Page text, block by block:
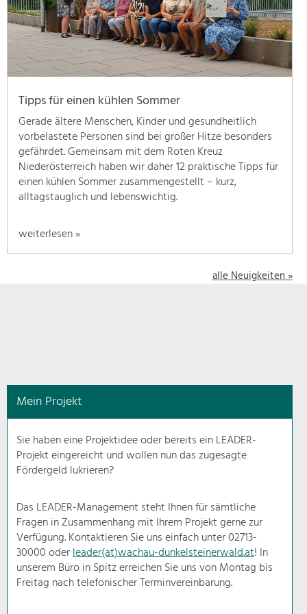
geben
wir
hier
eine
Übersicht
unsere
Themenschwerpunkte.
Für
mehr
Informationen
einfach
das
schon
Natur- &
Landschaftsschutz
Pflege, Regulierung und
Weiterentwicklung.
Ortsbild, Baukultur und nachhaltiges
Siedlungswesen.
Land- & Forstwirtschaft
Bewirtschaftung und Pflege der
Kulturlandschaft.
Tipps für einen kühlen Sommer
Gerade ältere Menschen, Kinder und gesundheitlich
vorbelastete Personen sind bei großer Hitze besonders
gefährdet. Gemeinsam mit dem Roten Kreuz
Niederösterreich haben wir daher 12 praktische Tipps für
einen kühlen Sommer zusammengestellt – kurz,
alltagstauglich und lebenswichtig.
weiterlesen »
alle Neuigkeiten »
Mein Projekt
Sie haben eine Projektidee oder bereits ein LEADER-
Projekt eingereicht und wollen nun das zugesagte
Fördergeld lukrieren?
Das LEADER-Management steht Ihnen für sämtliche
Fragen in Zusammenhang mit Ihrem Projekt gerne zur
Verfügung. Kontaktieren Sie uns einfach unter 02713-
30000 oderleader(at)wachau-dunkelsteinerwald.at! In
unserem Büro in Spitz erreichen Sie uns von Montag bis
Freitag nach telefonischer Terminvereinbarung.